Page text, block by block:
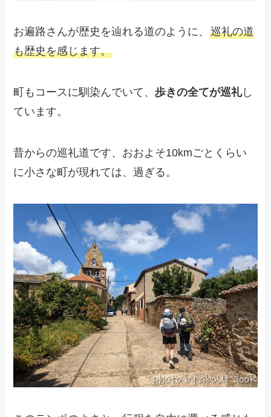
お遍路さんが歴史を辿れる道のように、巡礼の道
も歴史を感じます。
町もコースに馴染んでいて、歩きの全てが巡礼し
ています。
昔からの巡礼道です、おおよそ10kmごとくらい
に小さな町が現れては、過ぎる。